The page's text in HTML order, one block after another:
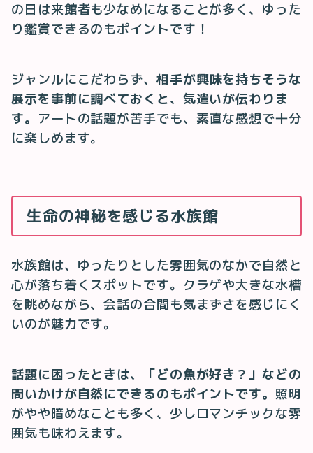
の日は来館者も少なめになることが多く、ゆった
り鑑賞できるのもポイントです！
ジャンルにこだわらず、 相手が興味を持ちそうな
展示を事前に調べておくと、気遣いが伝わりま
す。 アートの話題が苦手でも、素直な感想で十分
に楽しめます。
生命の神秘を感じる水族館
水族館は、ゆったりとした雰囲気のなかで自然と
心が落ち着くスポットです。クラゲや大きな水槽
を眺めながら、会話の合間も気まずさを感じにく
いのが魅力です。
話題に困ったときは、「どの魚が好き？」などの
問いかけが自然にできるのもポイントです。 照明
がやや暗めなことも多く、少しロマンチックな雰
囲気も味わえます。